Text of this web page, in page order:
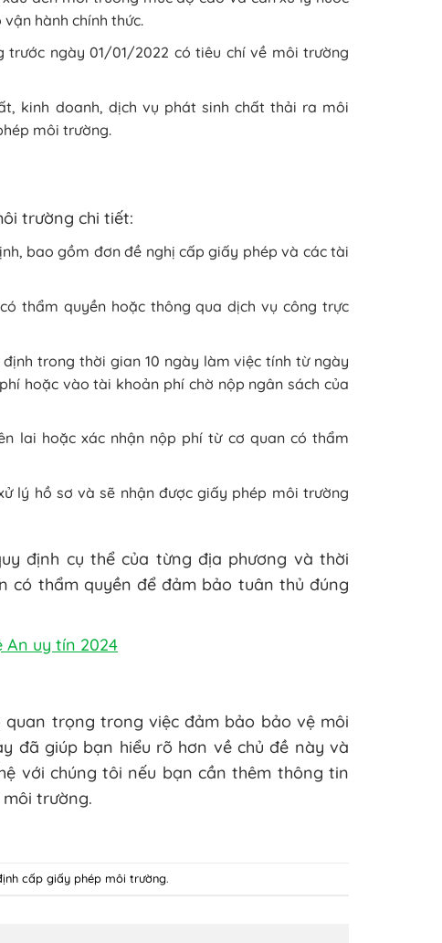
hành chính thức.
trước ngày 01/01/2022 có tiêu chí về môi trường
kinh doanh, dịch vụ phát sinh chất thải ra môi
môi trường.
trường chi tiết:
bao gồm đơn đề nghị cấp giấy phép và các tài
thẩm quyền hoặc thông qua dịch vụ công trực
trong thời gian 10 ngày làm việc tính từ ngày
hoặc vào tài khoản phí chờ nộp ngân sách của
lai hoặc xác nhận nộp phí từ cơ quan có thẩm
lý hồ sơ và sẽ nhận được giấy phép môi trường
định cụ thể của từng địa phương và thời
có thẩm quyền để đảm bảo tuân thủ đúng
An uy tín 2024
trọng trong việc đảm bảo bảo vệ môi
đã giúp bạn hiểu rõ hơn về chủ đề này và
với chúng tôi nếu bạn cần thêm thông tin
trường.
cấp giấy phép môi trường.